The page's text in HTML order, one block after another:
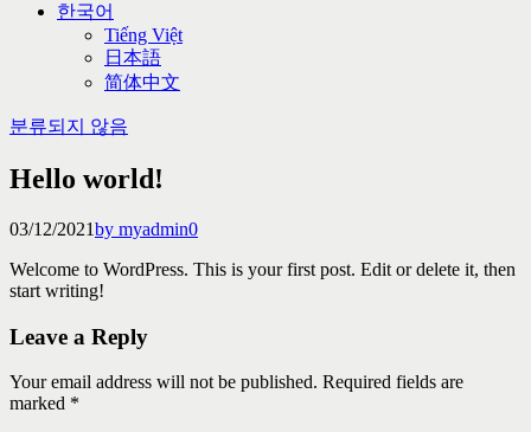
한국어
Tiếng Việt
日本語
简体中文
분류되지 않음
Hello world!
03/12/2021by myadmin0
Welcome to WordPress. This is your first post. Edit or delete it, then
start writing!
Leave a Reply
Your email address will not be published. Required fields are
marked *